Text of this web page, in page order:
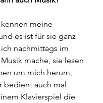
meine
es ist für sie ganz
nachmittags im
mache, sie lesen
um mich herum,
bedient auch mal
Klavierspiel die